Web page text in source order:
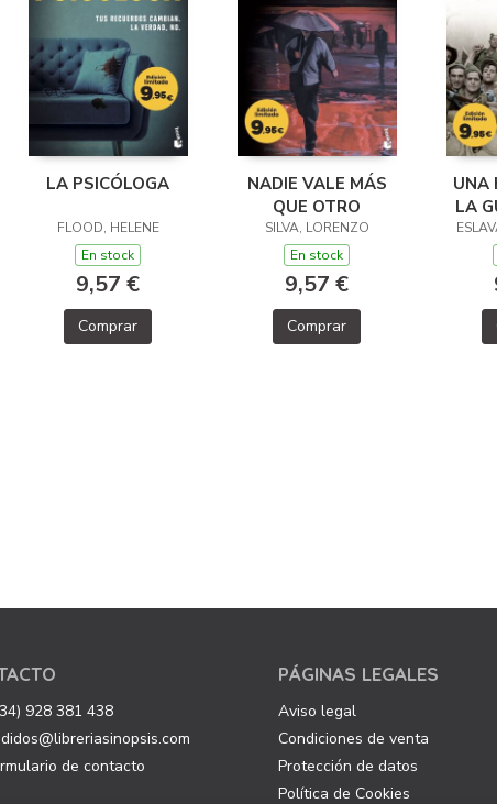
LA PSICÓLOGA
FLOOD, HELENE
En stock
9,57 €
Comprar
NADIE VALE MÁS
QUE OTRO
SILVA, LORENZO
En stock
9,57 €
Comprar
UNA
LA
928 381 438
de contacto
PÁGINAS LEGALES
Aviso legal
Condiciones de venta
Protección de datos
Política de Cookies